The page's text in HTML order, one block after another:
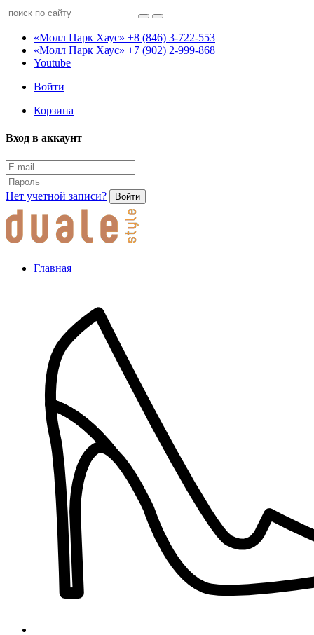
«Молл Парк Хаус» +8 (846) 3-722-553
«Молл Парк Хаус» +7 (902) 2-999-868
Youtube
Войти
Корзина
Вход в аккаунт
Нет учетной записи? Войти
Главная